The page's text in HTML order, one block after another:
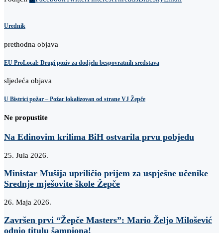
Urednik
prethodna objava
EU ProLocal: Drugi poziv za dodjelu bespovratnih sredstava
sljedeća objava
U Bistrici požar – Požar lokalizovan od strane VJ Žepče
Ne propustite
Na Edinovim krilima BiH ostvarila prvu pobjedu
25. Jula 2026.
Ministar Mušija upriličio prijem za uspješne učenike
Srednje mješovite škole Žepče
26. Maja 2026.
Završen prvi “Žepče Masters”: Mario Željo Milošević
odnio titulu šampiona!